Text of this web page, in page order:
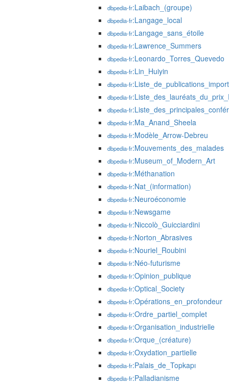
dbpedia-fr:Laibach_(groupe)
dbpedia-fr:Langage_local
dbpedia-fr:Langage_sans_étoile
dbpedia-fr:Lawrence_Summers
dbpedia-fr:Leonardo_Torres_Quevedo
dbpedia-fr:Lin_Huiyin
dbpedia-fr
dbpedia-fr
dbpedia-fr
dbpedia-fr:Ma_Anand_Sheela
dbpedia-fr:Modèle_Arrow-Debreu
dbpedia-fr:Mouvements_des_malades
dbpedia-fr:Museum_of_Modern_Art
dbpedia-fr:Méthanation
dbpedia-fr:Nat_(information)
dbpedia-fr:Neuroéconomie
dbpedia-fr:Newsgame
dbpedia-fr:Niccolò_Guicciardini
dbpedia-fr:Norton_Abrasives
dbpedia-fr:Nouriel_Roubini
dbpedia-fr:Néo-futurisme
dbpedia-fr:Opinion_publique
dbpedia-fr:Optical_Society
dbpedia-fr:Opérations_en_profondeur
dbpedia-fr:Ordre_partiel_complet
dbpedia-fr:Organisation_industrielle
dbpedia-fr:Orque_(créature)
dbpedia-fr:Oxydation_partielle
dbpedia-fr:Palais_de_Topkapı
dbpedia-fr:Palladianisme